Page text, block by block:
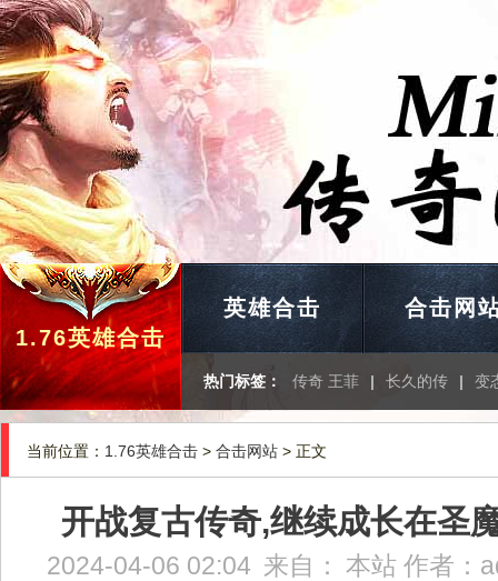
1.76英雄合击
英雄合击 合击网
热门标签： 传奇 王菲 | 长久的传 | 变
当前位置： 1.76英雄合击 > 合击网站 > 正文
开战复古传奇,继续成长在圣
2024-04-06 02:04 来自： 本站 作者：